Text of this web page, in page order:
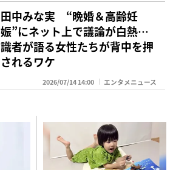
田中みな実 “晩婚＆高齢妊
娠”にネット上で議論が白熱…
識者が語る女性たちが背中を押
されるワケ
2026/07/14 14:00 エンタメニュース